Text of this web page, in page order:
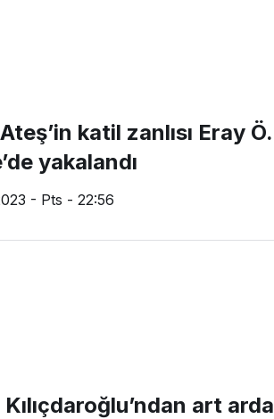
katil zanlısı Eray Ö.
yakalandı
- Pts - 22:56
art arda